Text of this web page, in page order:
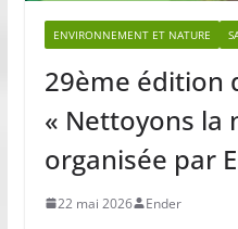
ENVIRONNEMENT ET NATURE
29ème édition
« Nettoyons la
organisée par
22 mai 2026 Ender